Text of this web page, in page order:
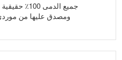
جميع الدمى
ومصدق عليها من